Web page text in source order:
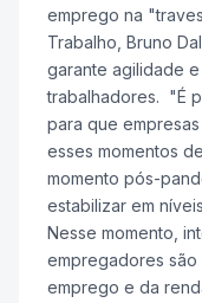
emprego na
Trabalho, Bruno
garante agilidade
trabalhadores. "É
para que
esses momentos
momento pós-
estabilizar em
Nesse momento,
empregadores
emprego e da